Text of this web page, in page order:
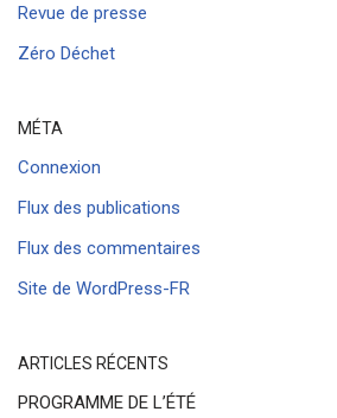
Revue de presse
Zéro Déchet
MÉTA
Connexion
Flux des publications
Flux des commentaires
Site de WordPress-FR
ARTICLES RÉCENTS
PROGRAMME DE L’ÉTÉ